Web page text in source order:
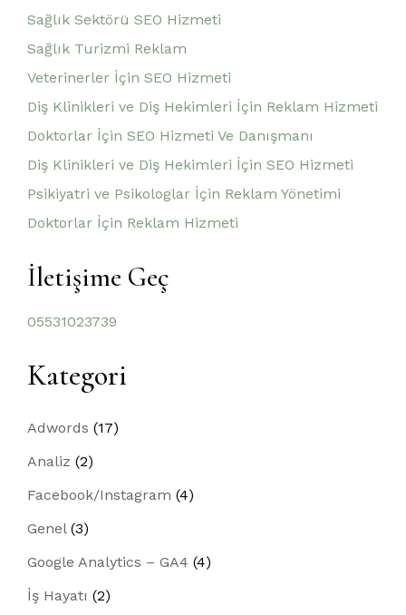
Sağlık Sektörü SEO Hizmeti
Sağlık Turizmi Reklam
Veterinerler İçin SEO Hizmeti
Diş Klinikleri ve Diş Hekimleri İçin Reklam Hizmeti
Doktorlar İçin SEO Hizmeti Ve Danışmanı
Diş Klinikleri ve Diş Hekimleri İçin SEO Hizmeti
Psikiyatri ve Psikologlar İçin Reklam Yönetimi
Doktorlar İçin Reklam Hizmeti
İletişime Geç
05531023739
Kategori
Adwords (17)
Analiz (2)
Facebook/Instagram (4)
Genel(3)
Google Analytics – GA4 (4)
İş Hayatı (2)